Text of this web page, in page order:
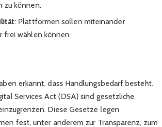
zu können.
: Plattformen sollen miteinander
frei wählen können.
erkannt, dass Handlungsbedarf besteht.
Services Act (DSA) sind gesetzliche
Diese Gesetze legen
fest, unter anderem zur Transparenz, zum